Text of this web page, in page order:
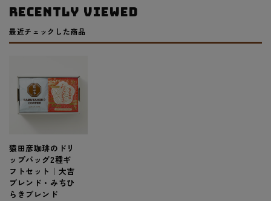
RECENTLY VIEWED
最近チェックした商品
猿田彦珈琲のドリ
ップバッグ2種ギ
フトセット｜大吉
ブレンド・みちひ
らきブレンド